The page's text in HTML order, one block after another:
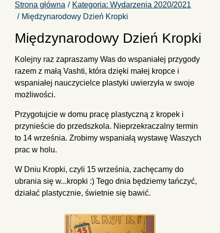
Strona główna
Kategoria: Wydarzenia 2020/2021
Międzynarodowy Dzień Kropki
Międzynarodowy Dzień Kropki
Kolejny raz zapraszamy Was do wspaniałej przygody
razem z małą Vashti, która dzięki małej kropce i
wspaniałej nauczycielce plastyki uwierzyła w swoje
możliwości.
Przygotujcie w domu pracę plastyczną z kropek i
przynieście do przedszkola. Nieprzekraczalny termin
to 14 września. Zrobimy wspaniałą wystawę Waszych
prac w holu.
W Dniu Kropki, czyli 15 września, zachęcamy do
ubrania się w...kropki :) Tego dnia będziemy tańczyć,
działać plastycznie, świetnie się bawić.